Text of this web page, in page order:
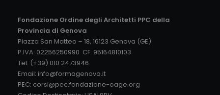
Fondazione Ordine degli Architetti PPC della
Provincia di Genova
Piazza San Matteo – 18, 16123 Genova (GE)
P.IVA: 02256250990 CF: 95164810103
Tel: (+39) 010 2473946
Email: info@formagenova.it
PEC: corsi@pec.fondazione-oage.org